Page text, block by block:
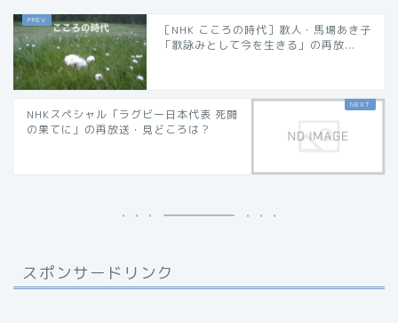
［NHK こころの時代］歌人・馬場あき子
「歌詠みとして今を生きる」の再放...
NHKスペシャル「ラグビー日本代表 死闘
の果てに」の再放送・見どころは？
スポンサードリンク